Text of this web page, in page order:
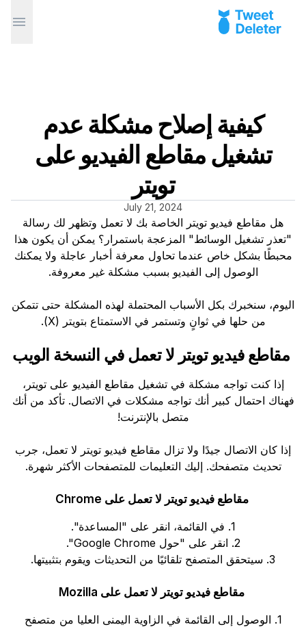
كيفية إصلاح مشكلة عدم
تشغيل مقاطع الفيديو على
تويتر
July 21, 2024
هل مقاطع فيديو تويتر الخاصة بك لا تعمل وتظهر لك رسالة
"تعذر تشغيل الوسائط" المزعجة باستمرار؟ يمكن أن يكون هذا
محبطًا بشكل خاص عندما تحاول معرفة أخبار عاجلة ولا يمكنك
الوصول إلى الفيديو بسبب مشكلة غير معروفة.
اليوم، سنخبرك بكل الأسباب المحتملة لهذه المشكلة حتى تتمكن
من حلها في ثوانٍ وتستمر في الاستمتاع بتويتر (X).
مقاطع فيديو تويتر لا تعمل في النسخة الويب
إذا كنت تواجه مشكلة في تشغيل مقاطع الفيديو على تويتر،
فهناك احتمال كبير أنك تواجه مشكلات في الاتصال. تأكد من أنك
متصل بالإنترنت!
إذا كان الاتصال جيدًا ولا تزال مقاطع فيديو تويتر لا تعمل، جرب
تحديث متصفحك. إليك التعليمات للمتصفحات الأكثر شهرة.
مقاطع فيديو تويتر لا تعمل على Chrome
1. في القائمة، انقر على "المساعدة".
2. انقر على "حول Google Chrome".
3. سيتحقق المتصفح تلقائيًا من التحديثات ويقوم بتثبيتها.
مقاطع فيديو تويتر لا تعمل على Mozilla
1. الوصول إلى القائمة في الزاوية اليمنى العليا من متصفح